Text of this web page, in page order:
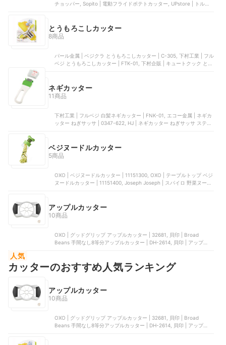
チョッパー, Sopito | 電動フライドポテトカッター, UPstore | トルネ
とうもろこしカッター
8商品
パール金属 | ベジクラ とうもろこしカッター | C-305, 下村工業 | フル
ベジ とうもろこしカッター | FTK-01, 下村企販 | キュートクック とう
ネギカッター
11商品
下村工業 | フルベジ 白髪ネギカッター | FNK-01, エコー金属 | ネギカ
ッター ねぎサッサ | 0347-622, HJ | ネギカッター ねぎサッサ ステン
ベジヌードルカッター
5商品
OXO | ベジヌードルカッター | 11151300, OXO | テーブルトップ ベジ
ヌードルカッター | 11151400, Joseph Joseph | スパイロ 野菜ヌード
アップルカッター
10商品
OXO | グッドグリップ アップルカッター | 32681, 貝印 | Broad
Beans 手間なし8等分アップルカッター | DH-2614, 貝印 | アップルカ
人気
カッターのおすすめ人気ランキング
アップルカッター
10商品
OXO | グッドグリップ アップルカッター | 32681, 貝印 | Broad
Beans 手間なし8等分アップルカッター | DH-2614, 貝印 | アップルカ